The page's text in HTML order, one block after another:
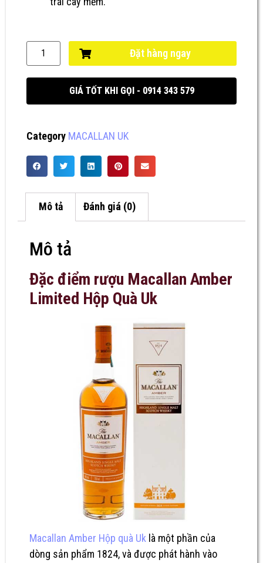
Đặt hàng ngay
GIÁ TỐT KHI GỌI - 0914 343 579
Category MACALLAN UK
Mô tả Đánh giá (0)
Mô tả
Đặc điểm rượu Macallan Amber
Limited Hộp Quà Uk
Macallan Amber Hộp quà Uk là một phần của
dòng sản phẩm 1824, và được phát hành vào